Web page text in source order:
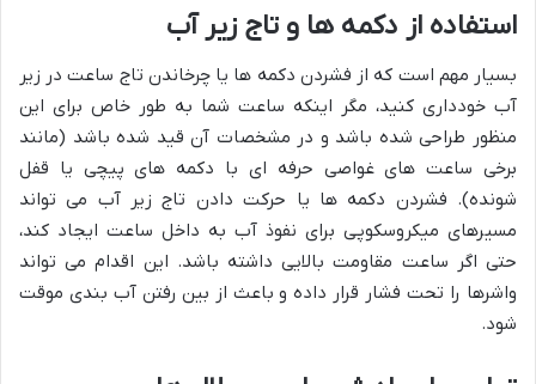
استفاده از دکمه ها و تاج زیر آب
بسیار مهم است که از فشردن دکمه ها یا چرخاندن تاج ساعت در زیر
آب خودداری کنید، مگر اینکه ساعت شما به طور خاص برای این
منظور طراحی شده باشد و در مشخصات آن قید شده باشد (مانند
برخی ساعت های غواصی حرفه ای با دکمه های پیچی یا قفل
شونده). فشردن دکمه ها یا حرکت دادن تاج زیر آب می تواند
مسیرهای میکروسکوپی برای نفوذ آب به داخل ساعت ایجاد کند،
حتی اگر ساعت مقاومت بالایی داشته باشد. این اقدام می تواند
واشرها را تحت فشار قرار داده و باعث از بین رفتن آب بندی موقت
شود.